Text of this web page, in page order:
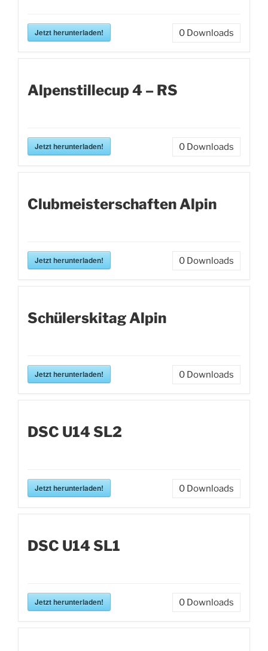
Jetzt herunterladen! 0 Downloads
Alpenstillecup 4 – RS
Jetzt herunterladen! 0 Downloads
Clubmeisterschaften Alpin
Jetzt herunterladen! 0 Downloads
Schülerskitag Alpin
Jetzt herunterladen! 0 Downloads
DSC U14 SL2
Jetzt herunterladen! 0 Downloads
DSC U14 SL1
Jetzt herunterladen! 0 Downloads